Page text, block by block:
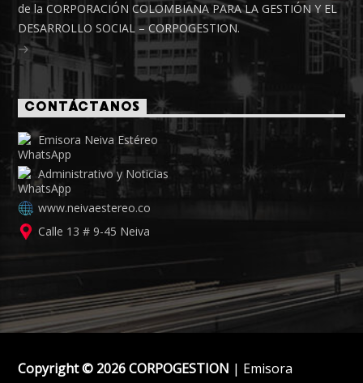
de la CORPORACIÓN COLOMBIANA PARA LA GESTIÓN Y EL
DESARROLLO SOCIAL – CORPOGESTION.
CONTÁCTANOS
Emisora Neiva Estéreo
Administrativo y Noticias
www.neivaestereo.co
Calle 13 # 9-45 Neiva
Copyright © 2026 CORPOGESTION | Emisora